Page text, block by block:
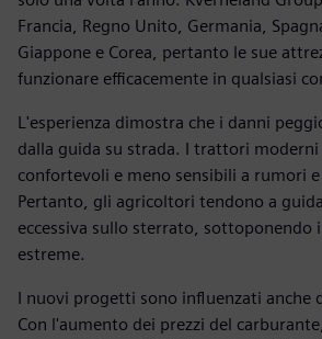
Francia, Regno Unito, Germania,
Giappone e Corea, pertanto le sue
funzionare efficacemente in qualsiasi
L'esperienza dimostra che i danni
dalla guida su strada. I trattori moderni
confortevoli e meno sensibili a rumori
Pertanto, gli agricoltori tendono a
eccessiva sullo sterrato, sottoponendo
estreme.
I nuovi progetti sono influenzati anche
Con l'aumento dei prezzi del